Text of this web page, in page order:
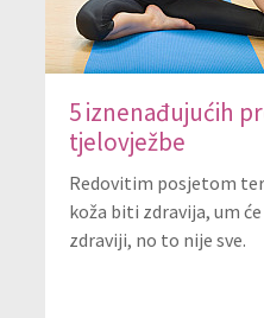
5 iznenađujućih
tjelovježbe
Redovitim posjetom
koža biti zdravija, um
zdraviji, no to nije sve.